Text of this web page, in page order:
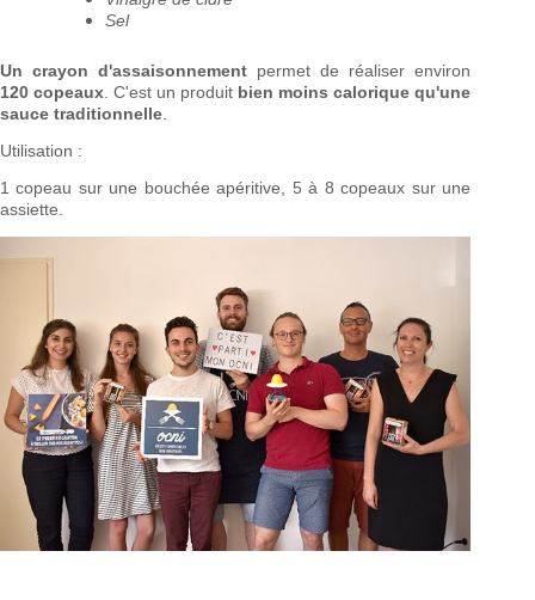
Sel
Un crayon d'assaisonnement permet de réaliser environ
120 copeaux . C'est un produit bien moins calorique qu'une
sauce traditionnelle
Utilisation :
1 copeau sur une bouchée apéritive, 5 à 8 copeaux sur une
assiette.